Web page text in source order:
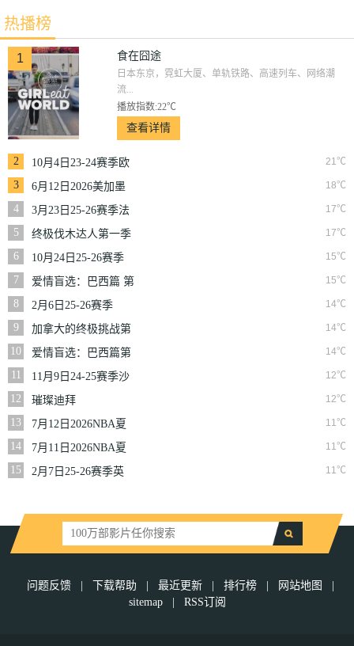
轮雷恩VS梅
斯
利
热播榜
1 食在囧途
日本东京，霓虹大厦、单轨铁路、高速列车、网络潮
流...
播放指数:22℃
查看详情
2 21℃
10月4日23-24赛季欧
冠小组赛第2轮那不
勒斯VS皇家马德里
3 18℃
6月12日2026美加墨
世界杯小组赛韩国VS
捷克
4 17℃
3月23日25-26赛季法
甲第27轮雷恩VS梅斯
5 17℃
终极伐木达人第一季
6
15℃
10月24日25-26赛季
NBA常规赛掘金VS
勇士
7 15℃
爱情盲选：巴西篇 第
二季
8 14℃
2月6日25-26赛季
NBA常规赛篮网VS
魔术
9 14℃
加拿大的终极挑战第
一季
10 14℃
爱情盲选：巴西篇第
二季
11 12℃
11月9日24-25赛季沙
联第10轮利雅得体育
VS利雅得胜利
12 12℃
璀璨迪拜
13
11℃
7月12日2026NBA夏
季联赛尼克斯VS马刺
14 11℃
7月11日2026NBA夏
季联赛公牛VS灰熊
15 11℃
2月7日25-26赛季英
问题反馈 下载帮助 最近更新 排行榜 网站地图
sitemap
RSS订阅